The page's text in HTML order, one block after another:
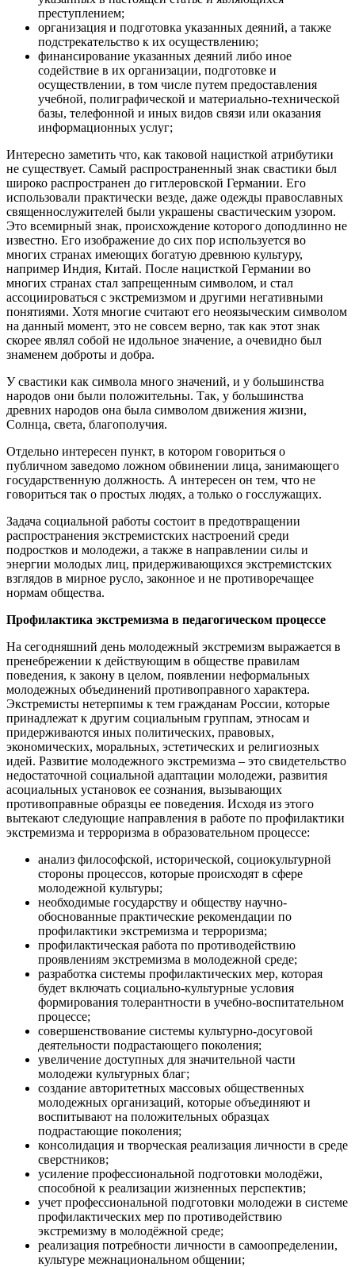
преступлением;
организация и подготовка указанных деяний, а также
подстрекательство к их осуществлению;
финансирование указанных деяний либо иное
содействие в их организации, подготовке и
осуществлении, в том числе путем предоставления
учебной, полиграфической и материально-технической
базы, телефонной и иных видов связи или оказания
информационных услуг;
Интересно заметить что, как таковой нацисткой атрибутики
не существует. Самый распространенный знак свастики был
широко распространен до гитлеровской Германии. Его
использовали практически везде, даже одежды православных
священнослужителей были украшены свастическим узором.
Это всемирный знак, происхождение которого доподлинно не
известно. Его изображение до сих пор используется во
многих странах имеющих богатую древнюю культуру,
например Индия, Китай. После нацисткой Германии во
многих странах стал запрещенным символом, и стал
ассоциироваться с экстремизмом и другими негативными
понятиями. Хотя многие считают его неоязыческим символом
на данный момент, это не совсем верно, так как этот знак
скорее являл собой не идольное значение, а очевидно был
знаменем доброты и добра.
У свастики как символа много значений, и у большинства
народов они были положительны. Так, у большинства
древних народов она была символом движения жизни,
Солнца, света, благополучия.
Отдельно интересен пункт, в котором говориться о
публичном заведомо ложном обвинении лица, занимающего
государственную должность. А интересен он тем, что не
говориться так о простых людях, а только о госслужащих.
Задача социальной работы состоит в предотвращении
распространения экстремистских настроений среди
подростков и молодежи, а также в направлении силы и
энергии молодых лиц, придерживающихся экстремистских
взглядов в мирное русло, законное и не противоречащее
нормам общества.
Профилактика экстремизма в педагогическом процессе
На сегодняшний день молодежный экстремизм выражается в
пренебрежении к действующим в обществе правилам
поведения, к закону в целом, появлении неформальных
молодежных объединений противоправного характера.
Экстремисты нетерпимы к тем гражданам России, которые
принадлежат к другим социальным группам, этносам и
придерживаются иных политических, правовых,
экономических, моральных, эстетических и религиозных
идей. Развитие молодежного экстремизма – это свидетельство
недостаточной социальной адаптации молодежи, развития
асоциальных установок ее сознания, вызывающих
противоправные образцы ее поведения. Исходя из этого
вытекают следующие направления в работе по профилактики
экстремизма и терроризма в образовательном процессе:
анализ философской, исторической, социокультурной
стороны процессов, которые происходят в сфере
молодежной культуры;
необходимые государству и обществу научно-
обоснованные практические рекомендации по
профилактики экстремизма и терроризма;
профилактическая работа по противодействию
проявлениям экстремизма в молодежной среде;
разработка системы профилактических мер, которая
будет включать социально-культурные условия
формирования толерантности в учебно-воспитательном
процессе;
совершенствование системы культурно-досуговой
деятельности подрастающего поколения;
увеличение доступных для значительной части
молодежи культурных благ;
создание авторитетных массовых общественных
молодежных организаций, которые объединяют и
воспитывают на положительных образцах
подрастающие поколения;
консолидация и творческая реализация личности в среде
сверстников;
усиление профессиональной подготовки молодёжи,
способной к реализации жизненных перспектив;
учет профессиональной подготовки молодежи в системе
профилактических мер по противодействию
экстремизму в молодёжной среде;
реализация потребности личности в самоопределении,
культуре межнациональном общении;